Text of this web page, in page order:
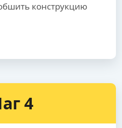
конструкцию
4